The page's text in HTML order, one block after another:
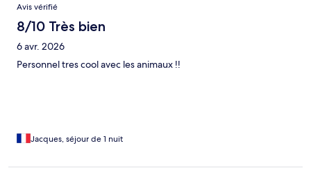
Avis vérifié
8/10 Très bien
6 avr. 2026
Personnel tres cool avec les animaux !!
Jacques, séjour de 1 nuit